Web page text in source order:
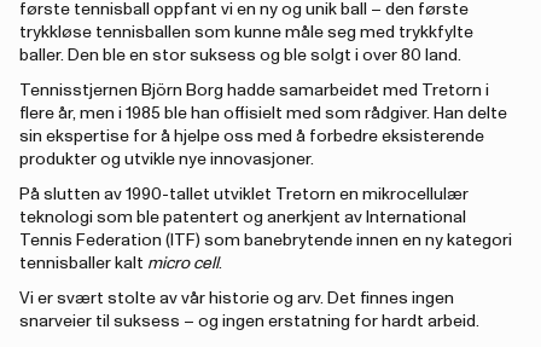
første tennisball oppfant vi en ny og unik ball – den første
trykkløse tennisballen som kunne måle seg med trykkfylte
baller. Den ble en stor suksess og ble solgt i over 80 land.
Tennisstjernen Björn Borg hadde samarbeidet med Tretorn i
flere år, men i 1985 ble han offisielt med som rådgiver. Han delte
sin ekspertise for å hjelpe oss med å forbedre eksisterende
produkter og utvikle nye innovasjoner.
På slutten av 1990-tallet utviklet Tretorn en mikrocellulær
teknologi som ble patentert og anerkjent av International
Tennis Federation (ITF) som banebrytende innen en ny kategori
tennisballer kalt micro cell.
Vi er svært stolte av vår historie og arv. Det finnes ingen
snarveier til suksess – og ingen erstatning for hardt arbeid.